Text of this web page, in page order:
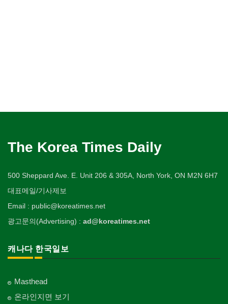
The Korea Times Daily
500 Sheppard Ave. E. Unit 206 & 305A, North York, ON M2N 6H7
대표메일/기사제보
Email : public@koreatimes.net
광고문의(Advertising) : ad@koreatimes.net
캐나다 한국일보
Masthead
온라인지면 보기